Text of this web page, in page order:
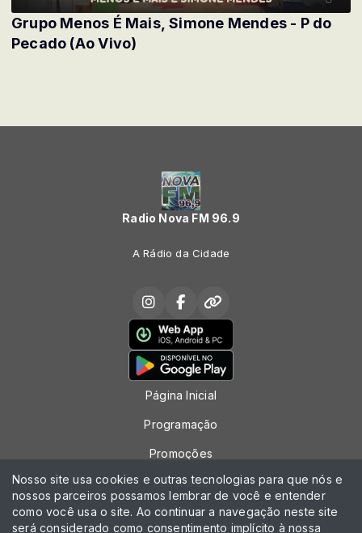
Grupo Menos É Mais, Simone Mendes - P do
Pecado (Ao Vivo)
Radio Nova FM 96.9
A Rádio da Cidade
Página Inicial
Programação
Promoções
Locutores
Contato
Nosso site usa cookies e outras tecnologias para que nós e
nossos parceiros possamos lembrar de você e entender
como você usa o site. Ao continuar a navegação neste site
será considerado como consentimento implícito à nossa